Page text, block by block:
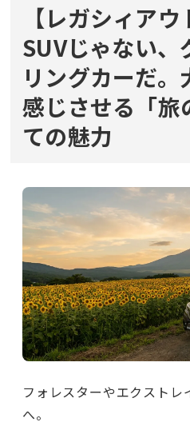
【レガシィアウ
SUVじゃない、
リングカーだ。
感じさせる「旅
ての魅力
フォレスターやエクスト
へ。